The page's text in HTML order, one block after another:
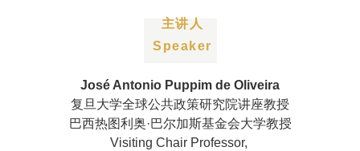
主讲人
Speaker
José Antonio Puppim de Oliveira
复旦大学全球公共政策研究院讲座教授
巴西热图利奥·巴尔加斯基金会大学教授
Visiting Chair Professor,